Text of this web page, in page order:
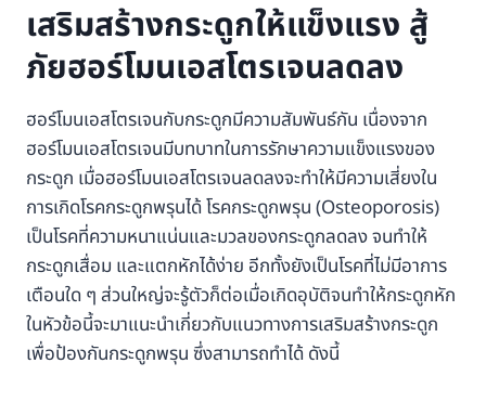
เสริมสร้างกระดูกให้แข็งแรง สู้
ภัยฮอร์โมนเอสโตรเจนลดลง
ฮอร์โมนเอสโตรเจนกับกระดูกมีความสัมพันธ์กัน เนื่องจาก
ฮอร์โมนเอสโตรเจนมีบทบาทในการรักษาความแข็งแรงของ
กระดูก เมื่อฮอร์โมนเอสโตรเจนลดลงจะทำให้มีความเสี่ยงใน
การเกิดโรคกระดูกพรุนได้ โรคกระดูกพรุน (Osteoporosis)
เป็นโรคที่ความหนาแน่นและมวลของกระดูกลดลง จนทำให้
กระดูกเสื่อม และแตกหักได้ง่าย อีกทั้งยังเป็นโรคที่ไม่มีอาการ
เตือนใด ๆ ส่วนใหญ่จะรู้ตัวก็ต่อเมื่อเกิดอุบัติจนทำให้กระดูกหัก
ในหัวข้อนี้จะมาแนะนำเกี่ยวกับแนวทางการเสริมสร้างกระดูก
เพื่อป้องกันกระดูกพรุน ซึ่งสามารถทำได้ ดังนี้